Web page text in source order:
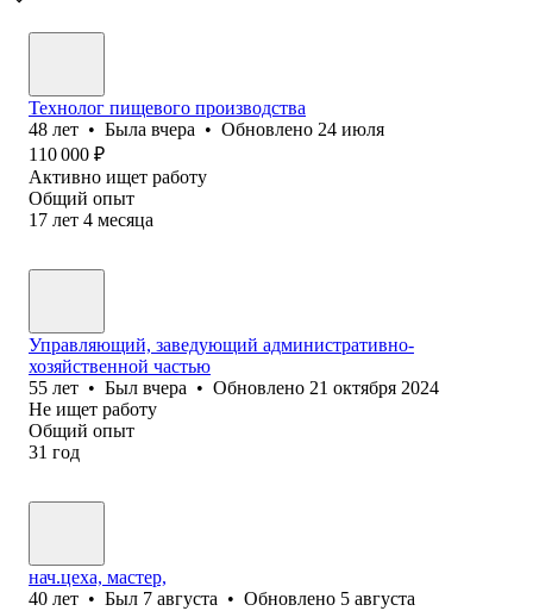
Технолог пищевого производства
48 лет • Была вчера • Обновлено 24 июля
110 000 ₽
Активно ищет работу
Общий опыт
17 лет 4 месяца
Управляющий, заведующий административно-
хозяйственной частью
55 лет • Был вчера • Обновлено 21 октября 2024
Не ищет работу
Общий опыт
31 год
нач.цеха, мастер,
40 лет • Был 7 августа • Обновлено 5 августа